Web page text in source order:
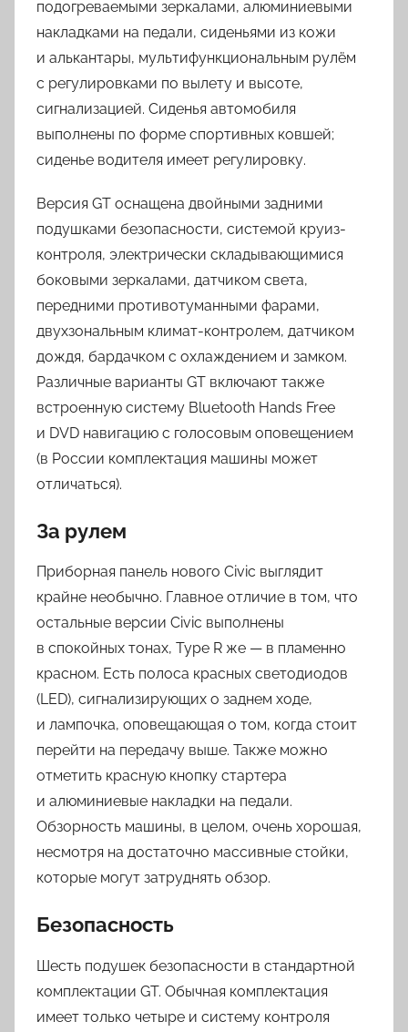
подогреваемыми зеркалами, алюминиевыми
накладками на педали, сиденьями из кожи
и алькантары, мультифункциональным рулём
с регулировками по вылету и высоте,
сигнализацией. Сиденья автомобиля
выполнены по форме спортивных ковшей;
сиденье водителя имеет регулировку.
Версия GT оснащена двойными задними
подушками безопасности, системой круиз-
контроля, электрически складывающимися
боковыми зеркалами, датчиком света,
передними противотуманными фарами,
двухзональным климат-контролем, датчиком
дождя, бардачком с охлаждением и замком.
Различные варианты GT включают также
встроенную систему Bluetooth Hands Free
и DVD навигацию с голосовым оповещением
(в России комплектация машины может
отличаться).
За рулем
Приборная панель нового Civic выглядит
крайне необычно. Главное отличие в том, что
остальные версии Civic выполнены
в спокойных тонах, Type R же — в пламенно
красном. Есть полоса красных светодиодов
(LED), сигнализирующих о заднем ходе,
и лампочка, оповещающая о том, когда стоит
перейти на передачу выше. Также можно
отметить красную кнопку стартера
и алюминиевые накладки на педали.
Обзорность машины, в целом, очень хорошая,
несмотря на достаточно массивные стойки,
которые могут затруднять обзор.
Безопасность
Шесть подушек безопасности в стандартной
комплектации GT. Обычная комплектация
имеет только четыре и систему контроля